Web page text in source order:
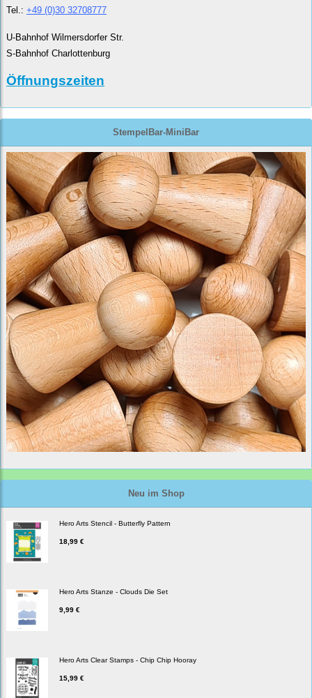
Tel.: +49 (0)30 32708777
U-Bahnhof Wilmersdorfer Str.
S-Bahnhof Charlottenburg
Öffnungszeiten
StempelBar-MiniBar
Neu im Shop
Hero Arts Stencil - Butterfly Pattern
18,99 €
Hero Arts Stanze - Clouds Die Set
9,99 €
Hero Arts Clear Stamps - Chip Chip Hooray
15,99 €